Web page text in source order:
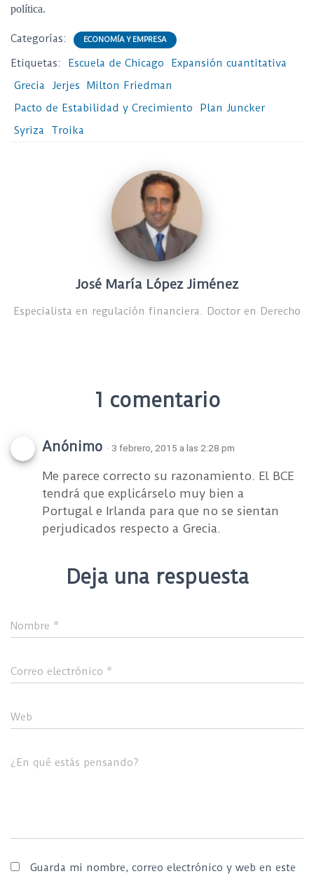
política.
Categorías: ECONOMÍA Y EMPRESA
Etiquetas: Escuela de Chicago
Expansión cuantitativa
Grecia
Jerjes
Milton Friedman
Pacto de Estabilidad y Crecimiento
Plan Juncker
Syriza
Troika
José María López Jiménez
Especialista en regulación financiera. Doctor en Derecho
1 comentario
Anónimo · 3 febrero, 2015 a las 2:28 pm
Me parece correcto su razonamiento. El BCE
tendrá que explicárselo muy bien a
Portugal e Irlanda para que no se sientan
perjudicados respecto a Grecia.
Deja una respuesta
Nombre *
Correo electrónico *
Web
¿En qué estás pensando?
Guarda mi nombre, correo electrónico y web en este